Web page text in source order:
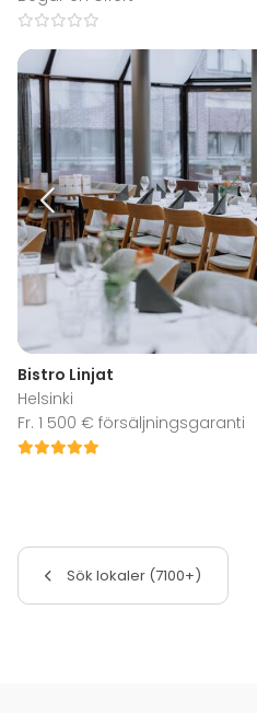
Bistro Linjat
Helsinki
Fr. 1 500 € försäljningsgaranti
Sök lokaler (7100+)